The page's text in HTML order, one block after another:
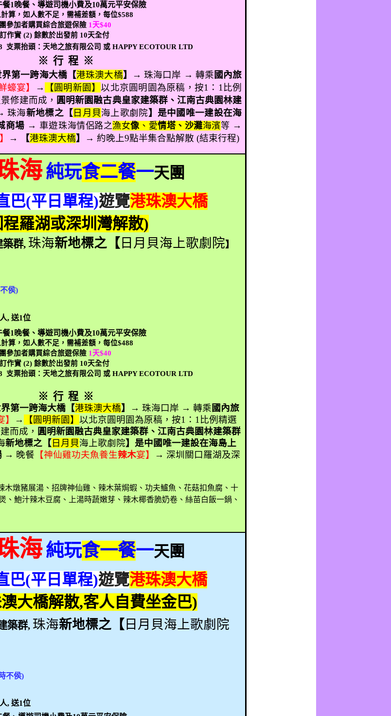
餐1 晚餐、導遊司機小費及10萬元平安保險
計算，如人數不足，需補差額，每位$588
參加者購買綜合旅遊保險 1 天$40
作實 (2)餘數於出發前 10天全付
支票抬頭：天地之旅有限公司 或HAPPY ECOTOUR LTD
※ 行 程 ※
界第一跨海大橋【港珠澳大橋】 → 珠海口岸 → 轉乘國內旅
蠔宴】 → 【圓明新園】以北京圓明園為原稿，按1 ： 1 比例
修建而成， 圓明新園融古典皇家建築群、江南古典園林建
珠海新地標之【 日月貝海上歌劇院】是中國唯一建設在海
商場 → 車遊珠海情侶路之漁女像 、愛情塔、沙灘海濱等 →
】 → 【港珠澳大橋】 → 約晚上9點半集合點解散(結束行程)
海 純玩食二餐一天團
巴(平日單程)遊覽港珠澳大橋
程羅湖或深圳灣解散)
築群, 珠海新地標之【 日月貝海上歌劇院】
侯)
人,送1位
餐1 晚餐、導遊司機小費及10萬元平安保險
計算，如人數不足，需補差額，每位$488
參加者購買綜合旅遊保險 1 天$40
作實 (2)餘數於出發前 10天全付
支票抬頭：天地之旅有限公司 或HAPPY ECOTOUR LTD
※ 行 程 ※
第一跨海大橋【港珠澳大橋】 → 珠海口岸 → 轉乘國內旅
→ 【圓明新園】以北京圓明園為原稿，按1 ： 1 比例精選
而成， 圓明新園融古典皇家建築群、江南古典園林建築群
新地標之【 日月貝海上歌劇院】是中國唯一建設在海島上
→ 晚餐 【神仙雞功夫魚養生辣木宴】 → 深圳關口 羅湖及深
木燉豬展湯、招牌神仙雞、辣木葉焗蝦、功夫鱸魚、花菇扣魚腐、十
、鮑汁辣木豆腐、上湯時蔬嫩芽、辣木椰香脆奶卷、絲苗白飯一鍋、
海 純玩食一餐一天團
巴(平日單程)遊覽港珠澳大橋
大橋解散,客人自費坐金巴)
築群, 珠海新地標之【 日月貝海上歌劇院
不侯)
人,送1位